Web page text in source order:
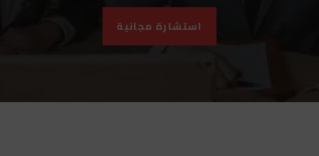
استشارة مجانية